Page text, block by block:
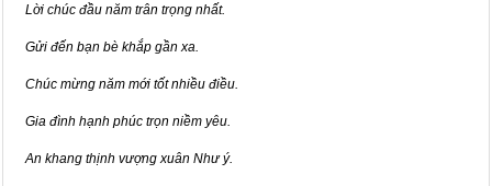
Lời chúc đầu năm trân trọng nhất.
Gửi đến bạn bè khắp gần xa.
Chúc mừng năm mới tốt nhiều điều.
Gia đình hạnh phúc trọn niềm yêu.
An khang thịnh vượng xuân Như ý.